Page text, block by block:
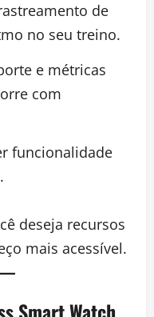
de
no seu treino.
e métricas
com
funcionalidade
deseja recursos
mais acessível.